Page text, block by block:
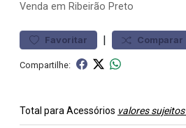
Venda em Ribeirão Preto
Favoritar | Comparar
Compartilhe:
Total para Acessórios valores